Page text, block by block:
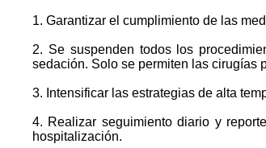
1. Garantizar el cumplimiento de las
2. Se suspenden todos los
sedación. Solo se permiten las cirugías
3. Intensificar las estrategias de alta
4. Realizar seguimiento diario y
hospitalización.